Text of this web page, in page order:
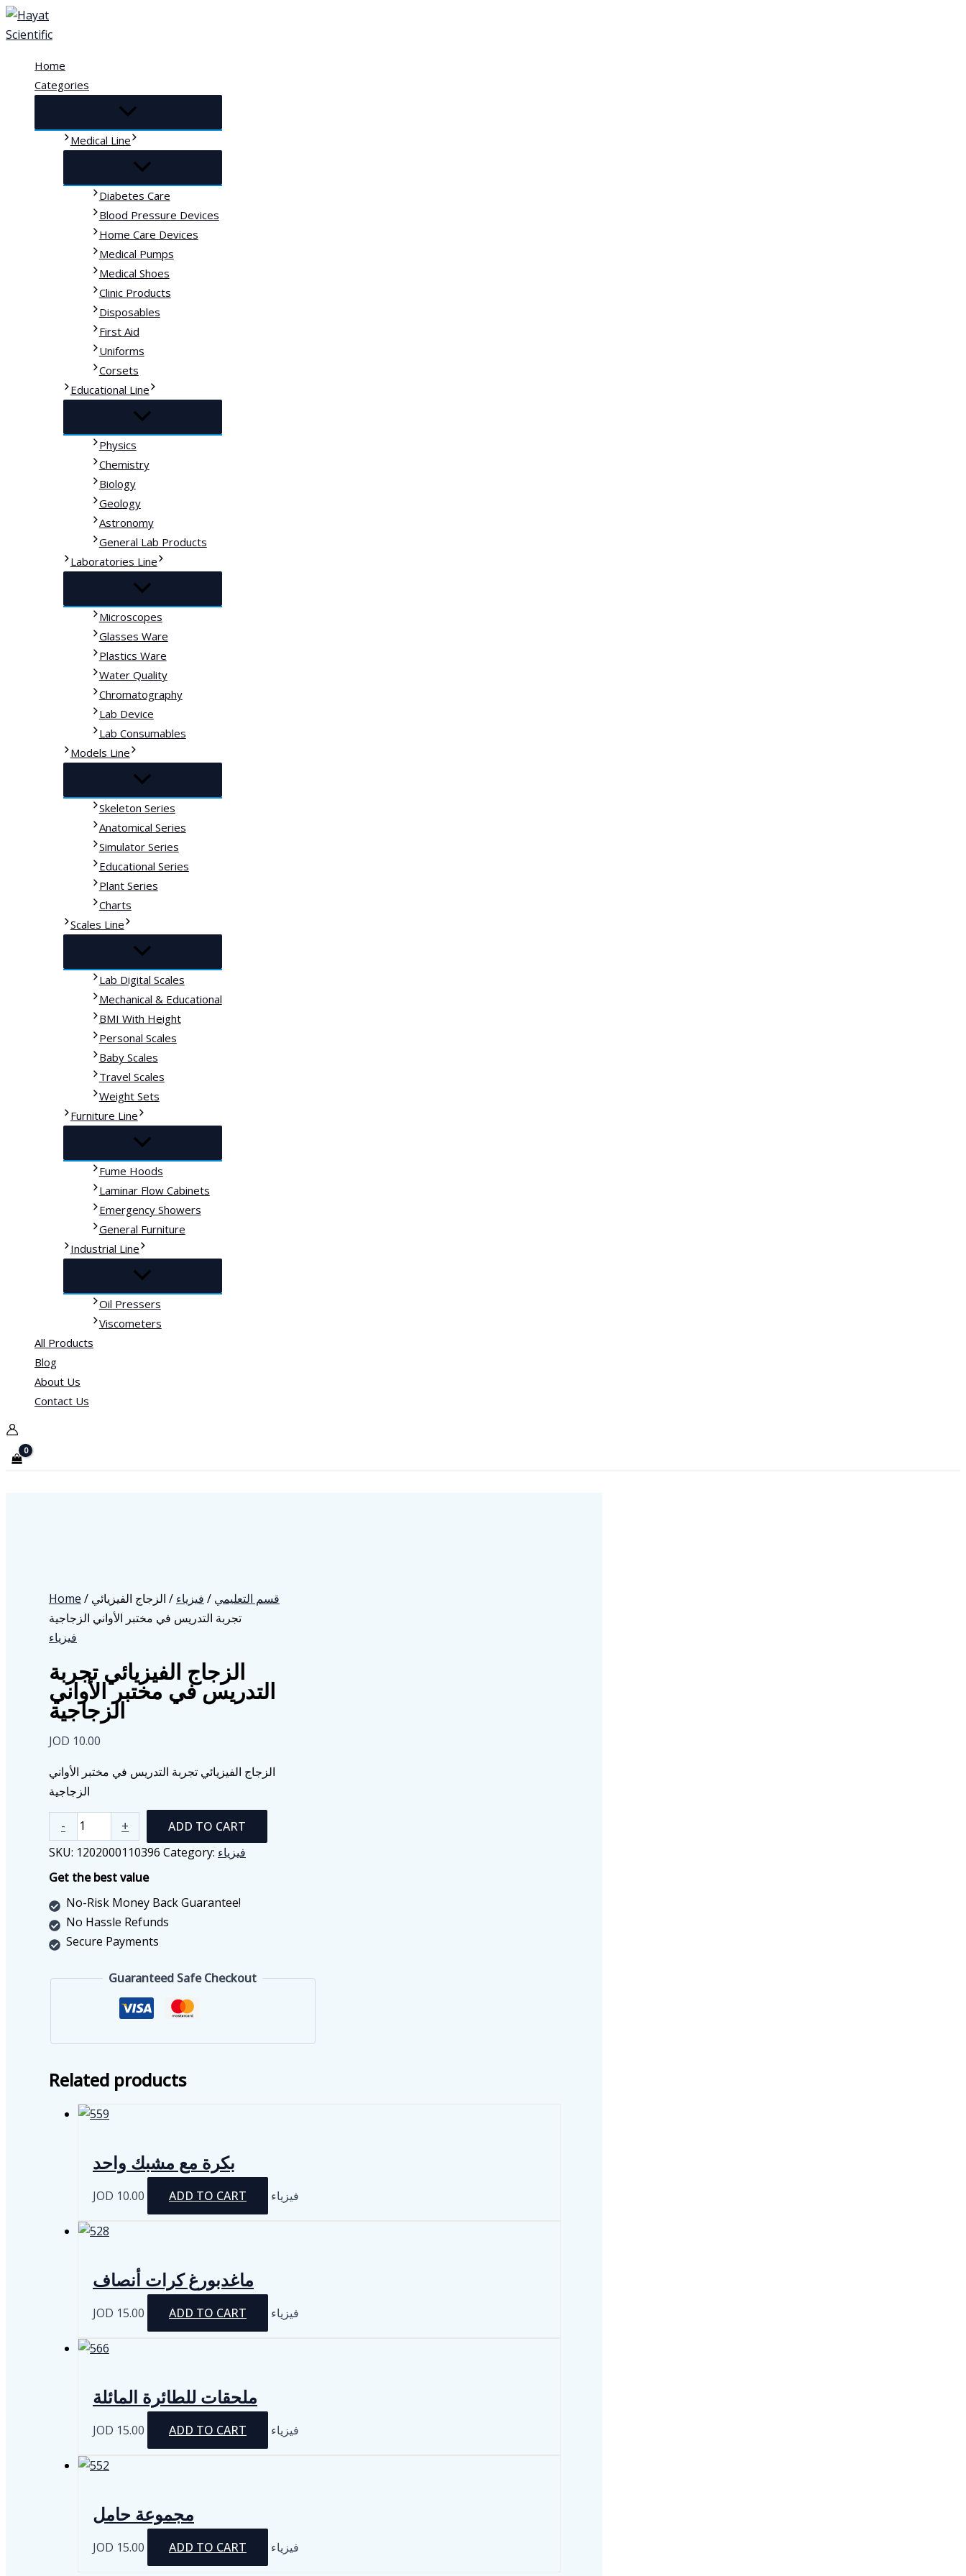
Skip
to
Home
Categories
Medical Line
Diabetes Care
Blood Pressure Devices
Home Care Devices
Medical Pumps
Medical Shoes
Clinic Products
Disposables
First Aid
Uniforms
Corsets
Educational Line
Physics
Chemistry
Biology
Geology
Astronomy
General Lab Products
Laboratories Line
Microscopes
Glasses Ware
Plastics Ware
Water Quality
Chromatography
Lab Device
Lab Consumables
Models Line
Skeleton Series
Anatomical Series
Simulator Series
Educational Series
Plant Series
Charts
Scales Line
Lab Digital Scales
Mechanical & Educational
BMI With Height
Personal Scales
Baby Scales
Travel Scales
Weight Sets
Furniture Line
Fume Hoods
Laminar Flow Cabinets
Emergency Showers
General Furniture
Industrial Line
Oil Pressers
Viscometers
All Products
Blog
About Us
Contact Us
Home / قسم التعليمي / فيزياء / الزجاج الفيزيائي
تجربة التدريس في مختبر الأواني الزجاجية
فيزياء
الزجاج الفيزيائي تجربة
التدريس في مختبر الأواني
الزجاجية
JOD 10.00
الزجاج الفيزيائي تجربة التدريس في مختبر الأواني
الزجاجية
-
الفيزيائي
تجربة
التدريس
في
مختبر
الأواني
quantity
+
ADD TO CART
SKU: 1202000110396 Category: فيزياء
Get the best value
No-Risk Money Back Guarantee!
No Hassle Refunds
Secure Payments
Guaranteed Safe Checkout
Related products
بكرة مع مشبك واحد
JOD 10.00 ADD TO CART فيزياء
ماغدبورغ كرات أنصاف
JOD 15.00 ADD TO CART فيزياء
ملحقات للطائرة المائلة
JOD 15.00 ADD TO CART فيزياء
مجموعة حامل
JOD 15.00 ADD TO CART فيزياء